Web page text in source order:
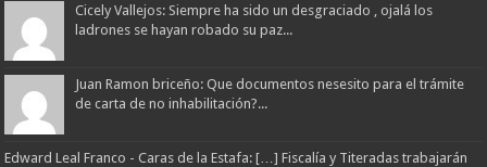
Cicely Vallejos: Siempre ha sido un desgraciado , ojalá los
ladrones se hayan robado su paz...
Juan Ramon briceño: Que documentos nesesito para el trámite
de carta de no inhabilitación?...
Edward Leal Franco - Caras de la Estafa: […] Fiscalía y Titeradas trabajarán